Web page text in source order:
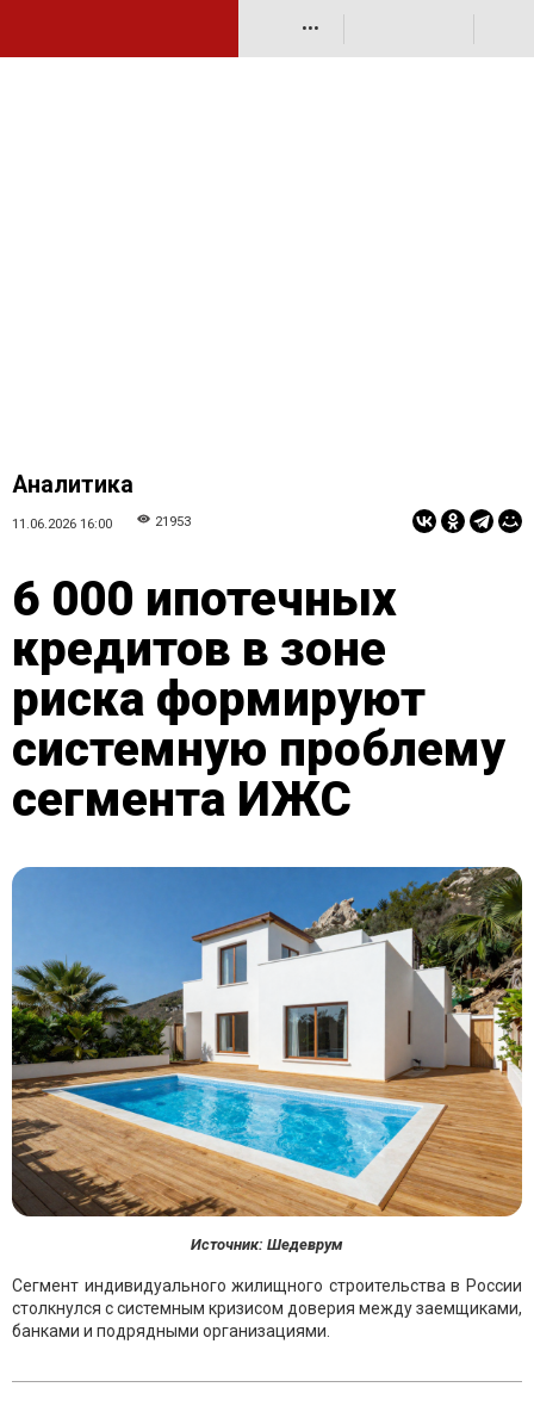
•••
Аналитика
11.06.2026 16:00 21953
6 000 ипотечных
кредитов в зоне
риска формируют
системную проблему
сегмента ИЖС
Источник: Шедеврум
Сегмент индивидуального жилищного строительства в России
столкнулся с системным кризисом доверия между заемщиками,
банками и подрядными организациями.